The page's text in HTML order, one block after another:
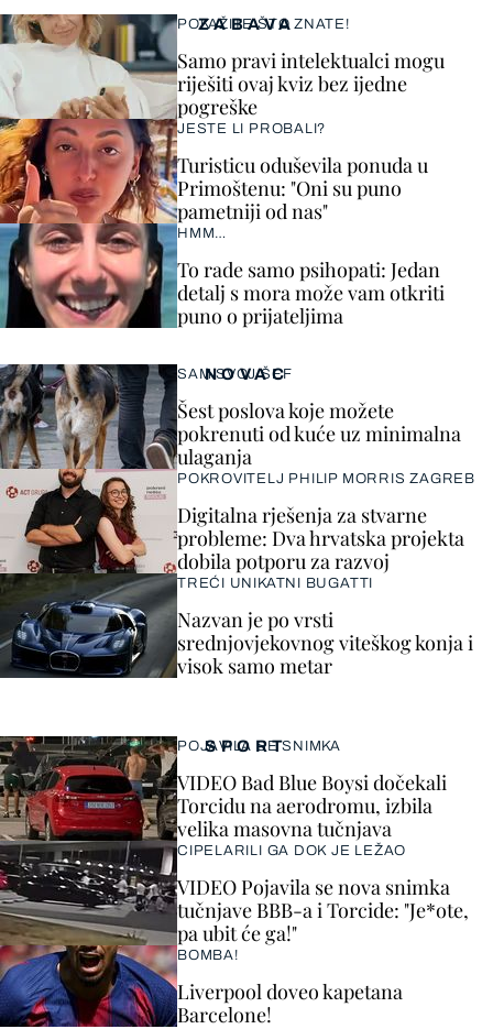
ZABAVA
POKAŽITE ŠTO ZNATE!
Samo pravi intelektualci mogu
riješiti ovaj kviz bez ijedne
pogreške
JESTE LI PROBALI?
Turisticu oduševila ponuda u
Primoštenu: "Oni su puno
pametniji od nas"
HMM…
To rade samo psihopati: Jedan
detalj s mora može vam otkriti
puno o prijateljima
SPORT
POJAVILA SE SNIMKA
VIDEO Bad Blue Boysi dočekali
Torcidu na aerodromu, izbila
velika masovna tučnjava
CIPELARILI GA DOK JE LEŽAO
VIDEO Pojavila se nova snimka
tučnjave BBB-a i Torcide: "Je*ote,
pa ubit će ga!"
BOMBA!
Liverpool doveo kapetana
Barcelone!
NOVAC
SAM SVOJ ŠEF
Šest poslova koje možete
pokrenuti od kuće uz minimalna
ulaganja
POKROVITELJ PHILIP MORRIS ZAGREB
Digitalna rješenja za stvarne
probleme: Dva hrvatska projekta
dobila potporu za razvoj
TREĆI UNIKATNI BUGATTI
Nazvan je po vrsti
srednjovjekovnog viteškog konja i
visok samo metar